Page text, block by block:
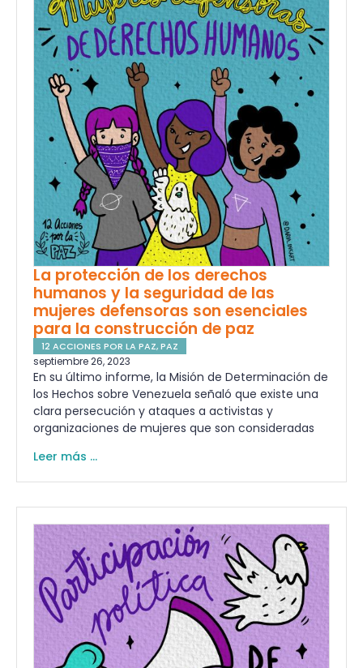
La protección de los derechos
humanos y la seguridad de las
mujeres defensoras son esenciales
para la construcción de paz
12 ACCIONES POR LA PAZ,PAZ
septiembre 26, 2023
En su último informe, la Misión de Determinación de
los Hechos sobre Venezuela señaló que existe una
clara persecución y ataques a activistas y
organizaciones de mujeres que son consideradas
Leer más ...